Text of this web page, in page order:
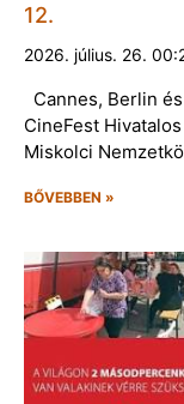
12.
2026. július. 26.
Cannes, Berlin
CineFest
Miskolci
BŐVEBBEN »